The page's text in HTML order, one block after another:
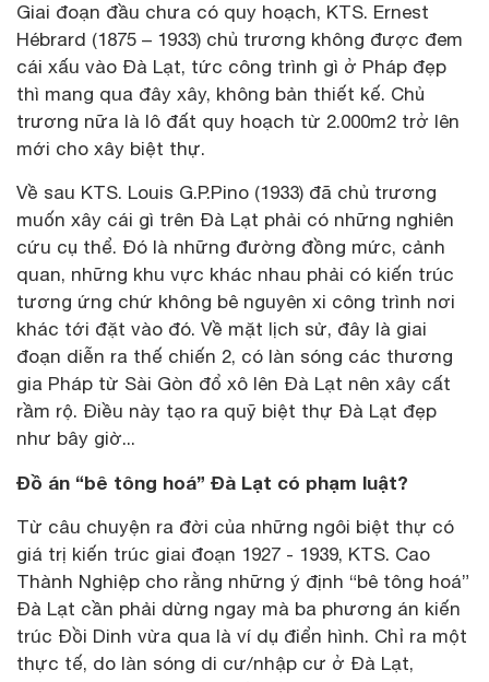
Giai đoạn đầu chưa có quy hoạch, KTS. Ernest
Hébrard (1875 – 1933) chủ trương không được đem
cái xấu vào Đà Lạt, tức công trình gì ở Pháp đẹp
thì mang qua đây xây, không bản thiết kế. Chủ
trương nữa là lô đất quy hoạch từ 2.000m2 trở lên
mới cho xây biệt thự.
Về sau KTS. Louis G.P.Pino (1933) đã chủ trương
muốn xây cái gì trên Đà Lạt phải có những nghiên
cứu cụ thể. Đó là những đường đồng mức, cảnh
quan, những khu vực khác nhau phải có kiến trúc
tương ứng chứ không bê nguyên xi công trình nơi
khác tới đặt vào đó. Về mặt lịch sử, đây là giai
đoạn diễn ra thế chiến 2, có làn sóng các thương
gia Pháp từ Sài Gòn đổ xô lên Đà Lạt nên xây cất
rầm rộ. Điều này tạo ra quỹ biệt thự Đà Lạt đẹp
như bây giờ...
Đồ án “bê tông hoá” Đà Lạt có phạm luật?
Từ câu chuyện ra đời của những ngôi biệt thự có
giá trị kiến trúc giai đoạn 1927 - 1939, KTS. Cao
Thành Nghiệp cho rằng những ý định “bê tông hoá”
Đà Lạt cần phải dừng ngay mà ba phương án kiến
trúc Đồi Dinh vừa qua là ví dụ điển hình. Chỉ ra một
thực tế, do làn sóng di cư/nhập cư ở Đà Lạt,